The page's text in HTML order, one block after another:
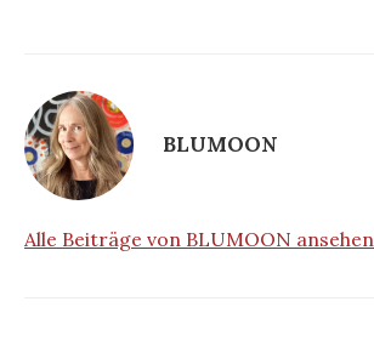
BLUMOON
Alle Beiträge von BLUMOON